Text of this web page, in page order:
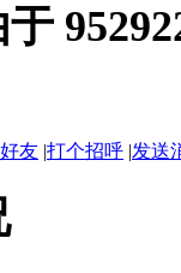
友 |打个招呼 |发送